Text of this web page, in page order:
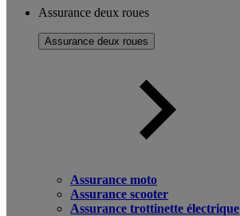
Assurance deux roues
Assurance deux roues
Assurance moto
Assurance scooter
Assurance trottinette électrique